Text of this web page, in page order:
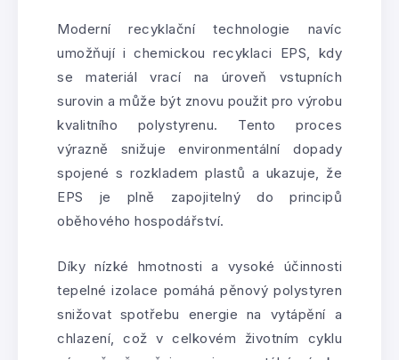
Moderní recyklační technologie navíc
umožňují i chemickou recyklaci EPS, kdy
se materiál vrací na úroveň vstupních
surovin a může být znovu použit pro výrobu
kvalitního polystyrenu. Tento proces
výrazně snižuje environmentální dopady
spojené s rozkladem plastů a ukazuje, že
EPS je plně zapojitelný do principů
oběhového hospodářství.
Díky nízké hmotnosti a vysoké účinnosti
tepelné izolace pomáhá pěnový polystyren
snižovat spotřebu energie na vytápění a
chlazení, což v celkovém životním cyklu